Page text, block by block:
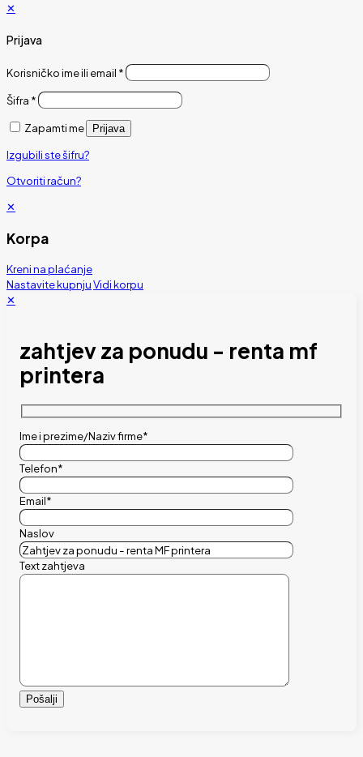
✕
Prijava
Korisničko ime ili email *
Šifra *
Zapamti me Prijava
Izgubili ste šifru?
Otvoriti račun?
✕
Korpa
Kreni na plaćanje
Nastavite kupnjuVidi korpu
✕
zahtjev za ponudu - renta mf
printera
Ime i prezime/Naziv firme*
Telefon*
Email*
Naslov
Text zahtjeva